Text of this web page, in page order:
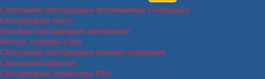
Светильники светодиодные встраиваемые и накладные
Светодиодная лента
Линейные светодиодные светильники
Люстры, торшеры и бра
Светильники светодиодные уличного освещения
Светильники офисные
Светодиодные прожекторы IP65